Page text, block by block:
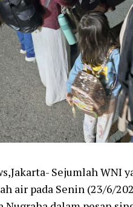
Sejumlah WNI
air pada Senin (23/6/